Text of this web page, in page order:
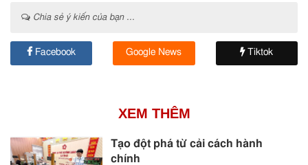
Chia sẻ ý kiến của bạn ...
Facebook Google News Tiktok
XEM THÊM
Tạo đột phá từ cải cách hành
chính